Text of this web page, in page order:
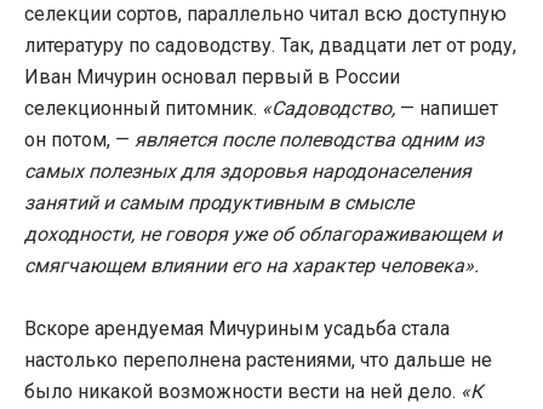
селекции сортов, параллельно читал всю доступную
литературу по садоводству. Так, двадцати лет от роду,
Иван Мичурин основал первый в России
селекционный питомник. «Садоводство, — напишет
он потом, — является после полеводства одним из
самых полезных для здоровья народонаселения
занятий и самым продуктивным в смысле
доходности, не говоря уже об облагораживающем и
смягчающем влиянии его на характер человека».
Вскоре арендуемая Мичуриным усадьба стала
настолько переполнена растениями, что дальше не
было никакой возможности вести на ней дело. «К